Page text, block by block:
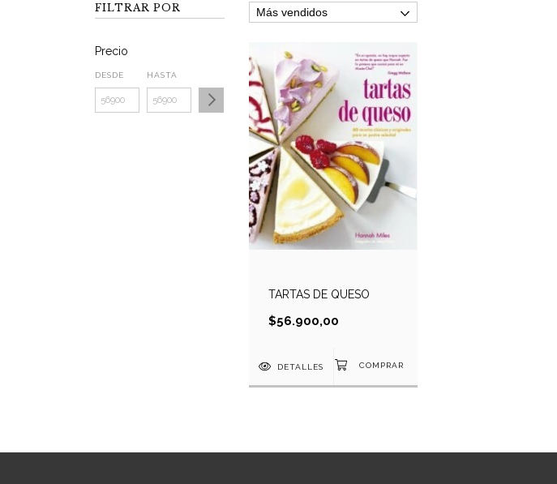
FILTRAR POR
Precio
DESDE HASTA
TARTAS DE QUESO
$56.900,00
DETALLES